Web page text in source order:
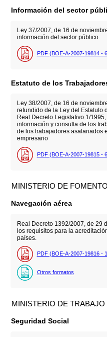
Información del sector
Ley 37/2007, de 16 de
información del sector público.
PDF (BOE-A-2007-19814 - 6
Estatuto de los
Ley 38/2007, de 16 de
refundido de la Ley del Estatuto
Real Decreto Legislativo 1/
información y consulta de los
de los trabajadores asalariados
empresario
PDF (BOE-A-2007-19815 - 6
MINISTERIO DE FOMENTO
Navegación aérea
Real Decreto 1392/2007, de 29
los requisitos para la
países.
PDF (BOE-A-2007-19816 -
Otros formatos
MINISTERIO DE
Seguridad Social